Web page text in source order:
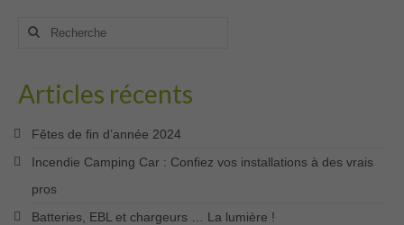
Rechercher
Articles récents
Fêtes de fin d’année 2024
Incendie Camping Car : Confiez vos installations à des vrais
pros
Batteries, EBL et chargeurs … La lumière !